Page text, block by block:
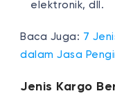
elektronik, dll.
Baca Juga: 7
dalam Jasa
Jenis Kargo